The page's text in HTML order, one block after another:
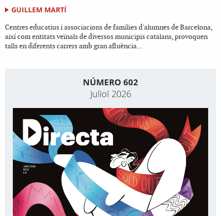
GUILLEM MARTÍ
Centres educatius i associacions de famílies d'alumnes de Barcelona,
així com entitats veïnals de diversos municipis catalans, provoquen
talls en diferents carrers amb gran afluència...
NÚMERO 602
Juliol 2026